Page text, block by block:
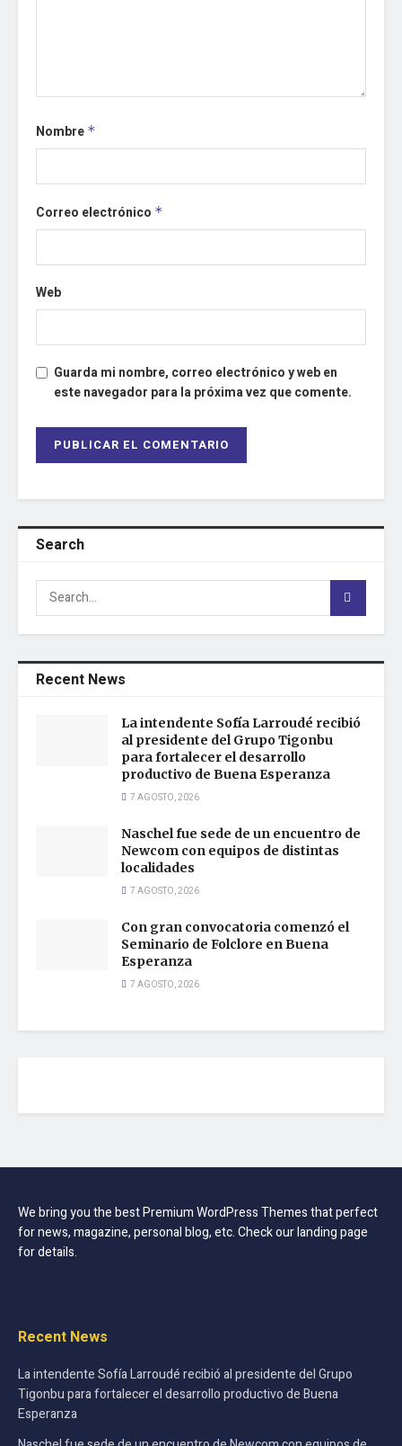
Nombre *
Correo electrónico *
Web
Guarda mi nombre, correo electrónico y web en
este navegador para la próxima vez que comente.
Search
Recent News
La intendente Sofía Larroudé recibió
al presidente del Grupo Tigonbu
para fortalecer el desarrollo
productivo de Buena Esperanza
7 AGOSTO, 2026
Naschel fue sede de un encuentro de
Newcom con equipos de distintas
localidades
7 AGOSTO, 2026
Con gran convocatoria comenzó el
Seminario de Folclore en Buena
Esperanza
7 AGOSTO, 2026
We bring you the best Premium WordPress Themes that perfect
for news, magazine, personal blog, etc. Check our landing page
for details.
Recent News
La intendente Sofía Larroudé recibió al presidente del Grupo
Tigonbu para fortalecer el desarrollo productivo de Buena
Esperanza